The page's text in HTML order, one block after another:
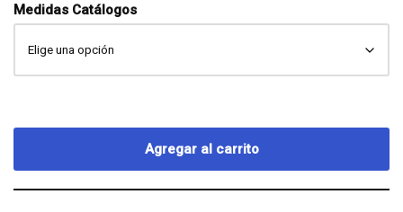
Medidas Catálogos
Agregar al carrito